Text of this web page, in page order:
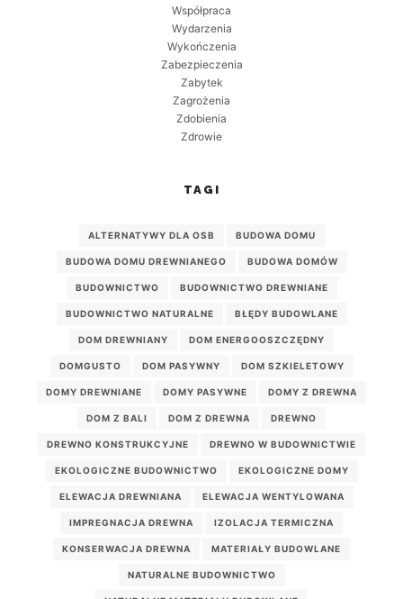
Współpraca
Wydarzenia
Wykończenia
Zabezpieczenia
Zabytek
Zagrożenia
Zdobienia
Zdrowie
TAGI
ALTERNATYWY DLA OSB BUDOWA DOMU
BUDOWA DOMU DREWNIANEGO BUDOWA DOMÓW
BUDOWNICTWO BUDOWNICTWO DREWNIANE
BUDOWNICTWO NATURALNE BŁĘDY BUDOWLANE
DOM DREWNIANY DOM ENERGOOSZCZĘDNY
DOMGUSTO DOM PASYWNY DOM SZKIELETOWY
DOMY DREWNIANE DOMY PASYWNE DOMY Z DREWNA
DOM Z BALI DOM Z DREWNA DREWNO
DREWNO KONSTRUKCYJNE DREWNO W BUDOWNICTWIE
EKOLOGICZNE BUDOWNICTWO EKOLOGICZNE DOMY
ELEWACJA DREWNIANA ELEWACJA WENTYLOWANA
IMPREGNACJA DREWNA IZOLACJA TERMICZNA
KONSERWACJA DREWNA MATERIAŁY BUDOWLANE
NATURALNE BUDOWNICTWO